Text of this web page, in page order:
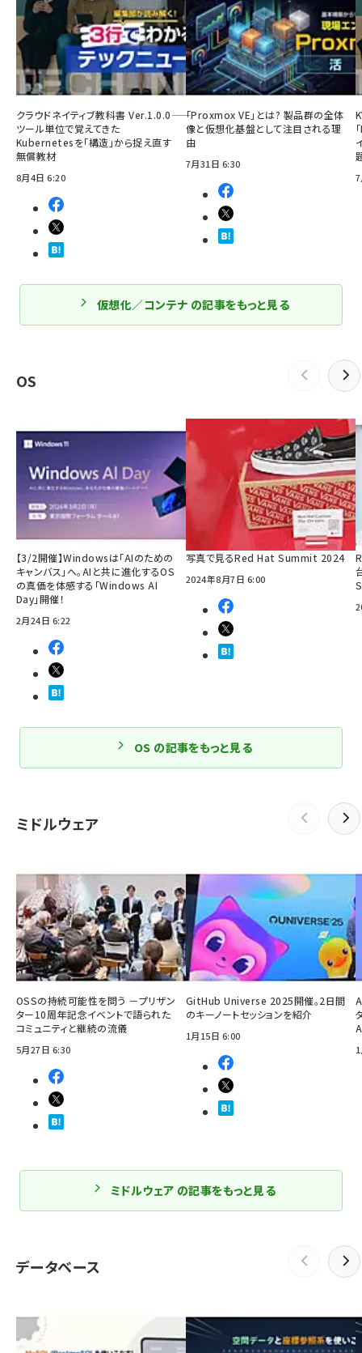
クラウドネイティブ教科書 Ver.1.0.0――
ツール単位で覚えてきた
Kubernetesを「構造」から捉え直す
無償教材
8月4日 6:20
「Proxmox VE」とは? 製品群の全体
像と仮想化基盤として注目される理
由
7月31日 6:30
仮想化／コンテナ の記事をもっと見る
OS
【3/2開催】Windowsは「AIのための
キャンバス」へ。AIと共に進化するOS
の真価を体感する「Windows AI
Day」開催！
2月24日 6:22
写真で見るRed Hat Summit 2024
2024年8月7日 6:00
OS の記事をもっと見る
ミドルウェア
OSSの持続可能性を問う －プリザン
ター10周年記念イベントで語られた
コミュニティと継続の流儀
5月27日 6:30
GitHub Universe 2025開催。2日間
のキーノートセッションを紹介
1月15日 6:00
ミドルウェア の記事をもっと見る
データベース